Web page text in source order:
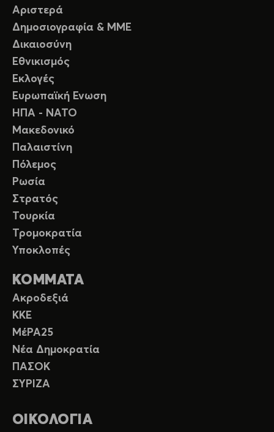
Αριστερά
Δημοσιογραφία & ΜΜΕ
Δικαιοσύνη
Εθνικισμός
Εκλογές
Ευρωπαϊκή Ενωση
ΗΠΑ - ΝΑΤΟ
Μακεδονικό
Παλαιστίνη
Πόλεμος
Ρωσία
Στρατός
Τουρκία
Τρομοκρατία
Υποκλοπές
ΚΟΜΜΑΤΑ
Ακροδεξιά
ΚΚΕ
ΜέΡΑ25
Νέα Δημοκρατία
ΠΑΣΟΚ
ΣΥΡΙΖΑ
ΟΙΚΟΛΟΓΙΑ